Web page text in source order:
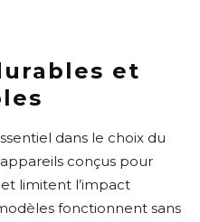
et
dans le choix du
appareils conçus pour
limitent l’impact
fonctionnent sans